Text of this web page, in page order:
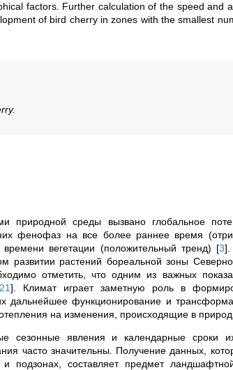
factors. Further calculation of the speed and
of bird cherry in zones with the smallest
природной среды вызвано глобальное
фенофаз на все более раннее время
вегетации (положительный тренд) [3]
развитии растений бореальной зоны
отметить, что одним из важных
21] . Климат играет заметную роль в
дальнейшее функционирование и
на изменения, происходящие в
сезонные явления и календарные сроки
часто значительны. Получение данных,
подзонах, составляет предмет